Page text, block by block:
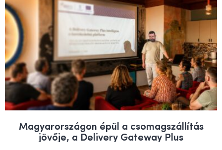
Magyarországon épül a csomagszállítás
jövője, a Delivery Gateway Plus